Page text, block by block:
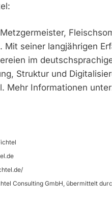
Mit seiner langjährigen
im
Struktur und
Mehr Informationen
Consulting GmbH, übermittelt